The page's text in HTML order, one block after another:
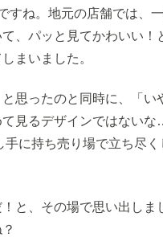
すね。地元の店舗では、
、パッと見てかわいい！
まいました。
と思ったのと同時に、「い
て見るデザインではない
手に持ち売り場で立ち尽く
と、その場で思い出しま